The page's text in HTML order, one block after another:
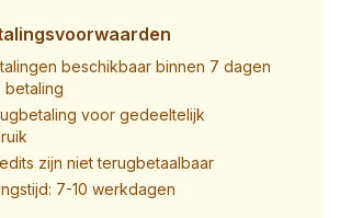
beschikbaar binnen 7 dagen
betaling
voor gedeeltelijk
zijn niet terugbetaalbaar
7-10 werkdagen